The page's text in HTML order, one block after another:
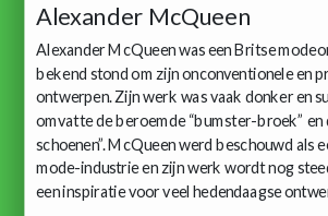
Alexander McQueen
Alexander McQueen was een Britse
bekend stond om zijn onconventionele en
ontwerpen. Zijn werk was vaak donker en
omvatte de beroemde “bumster-broek” en
schoenen”. McQueen werd beschouwd als
mode-industrie en zijn werk wordt nog
een inspiratie voor veel hedendaagse